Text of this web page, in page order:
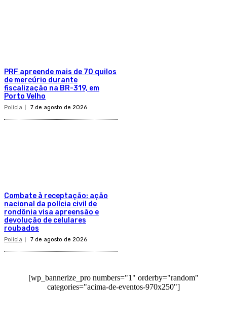
PRF apreende mais de 70 quilos
de mercúrio durante
fiscalização na BR-319, em
Porto Velho
Policia 7 de agosto de 2026
Combate à receptação: ação
nacional da polícia civil de
rondônia visa apreensão e
devolução de celulares
roubados
Policia 7 de agosto de 2026
[wp_bannerize_pro numbers="1" orderby="random"
categories="acima-de-eventos-970x250"]